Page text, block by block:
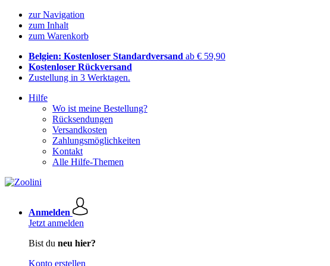
zur Navigation
zum Inhalt
zum Warenkorb
Belgien: Kostenloser Standardversand ab € 59,90
Kostenloser Rückversand
Zustellung in 3 Werktagen.
Hilfe
Wo ist meine Bestellung?
Rücksendungen
Versandkosten
Zahlungsmöglichkeiten
Kontakt
Alle Hilfe-Themen
Anmelden
Jetzt anmelden
Bist du neu hier?
Konto erstellen